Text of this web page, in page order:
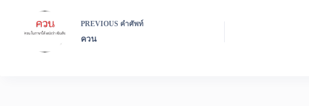
PREVIOUS คำศัพท์
ควน